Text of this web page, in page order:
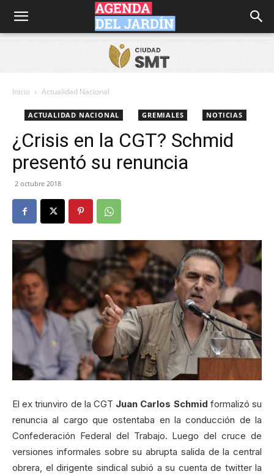
Agenda
Jardín
Inicio Actualidad Nacional
ACTUALIDAD NACIONAL GREMIALES NOTICIAS
¿Crisis en la CGT? Schmid
presentó su renuncia
2 octubre 2018
El ex triunviro de la CGT Juan Carlos Schmid formalizó su
renuncia al cargo que ostentaba en la conducción de la
Confederación Federal del Trabajo. Luego del cruce de
versiones informales sobre su abrupta salida de la central
obrera, el dirigente sindical subió a su cuenta de twitter la